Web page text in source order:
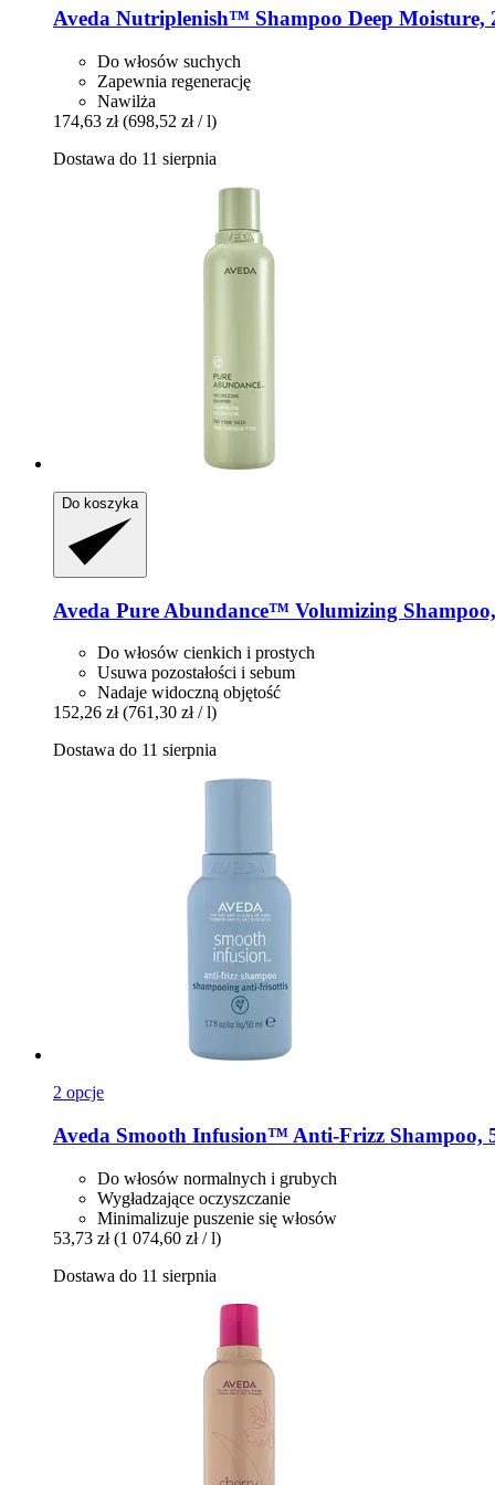
Aveda Nutriplenish™ Shampoo Deep Moisture,
Do włosów suchych
Zapewnia regenerację
Nawilża
174,63 zł (698,52 zł / l)
Dostawa do 11 sierpnia
Do koszyka
Aveda Pure Abundance™ Volumizing
Do włosów cienkich i prostych
Usuwa pozostałości i sebum
Nadaje widoczną objętość
152,26 zł (761,30 zł / l)
Dostawa do 11 sierpnia
2 opcje
Aveda Smooth Infusion™ Anti-​Frizz Shampoo,
Do włosów normalnych i grubych
Wygładzające oczyszczanie
Minimalizuje puszenie się włosów
53,73 zł (1 074,60 zł / l)
Dostawa do 11 sierpnia